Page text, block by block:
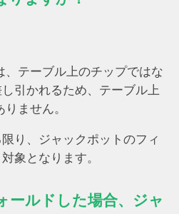
テーブル上のチップではな
引かれるため、テーブル上
ません。
り、ジャックポットのフィ
象となります。
ールドした場合、ジャ